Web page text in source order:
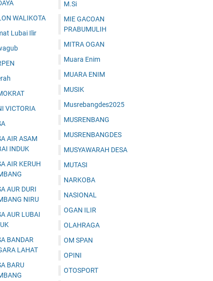
WALIKOTA
Lubai Ilir
VICTORIA
AIR ASAM
INDUK
AIR KERUH
AUR DURI
NIRU
AUR LUBAI
BANDAR
LAHAT
BARU
M.Si
MIE GACOAN
PRABUMULIH
MITRA OGAN
Muara Enim
MUARA ENIM
MUSIK
Musrebangdes2025
MUSRENBANG
MUSRENBANGDES
MUSYAWARAH DESA
MUTASI
NARKOBA
NASIONAL
OGAN ILIR
OLAHRAGA
OM SPAN
OPINI
OTOSPORT